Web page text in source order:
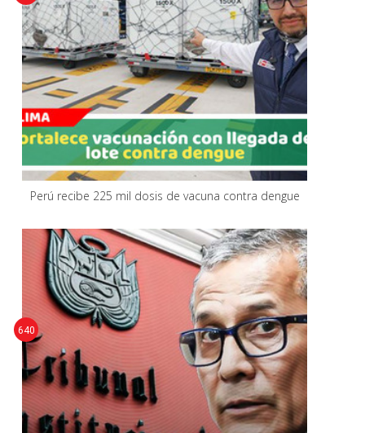
Perú recibe 225 mil dosis de vacuna contra dengue
640